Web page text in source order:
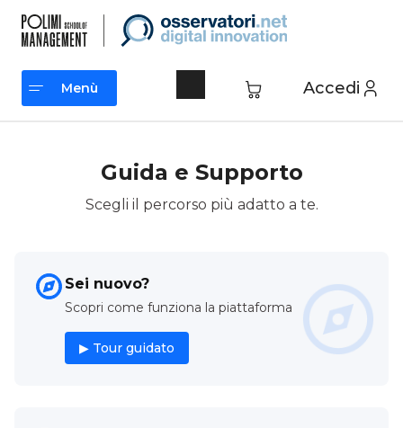
contenuto
Accedi
Menù
Guida e Supporto
Scegli il percorso più adatto a te.
Sei nuovo?
Scopri come funziona la piattaforma
▶ Tour guidato